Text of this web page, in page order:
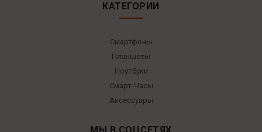
КАТЕГОРИИ
Смартфоны
Планшеты
Ноутбуки
Смарт-Часы
Аксессуары